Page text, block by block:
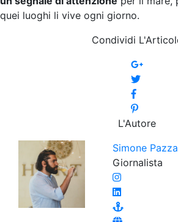
quei luoghi li vive ogni giorno.
Condividi
L'Autore
Simone
Giornalista